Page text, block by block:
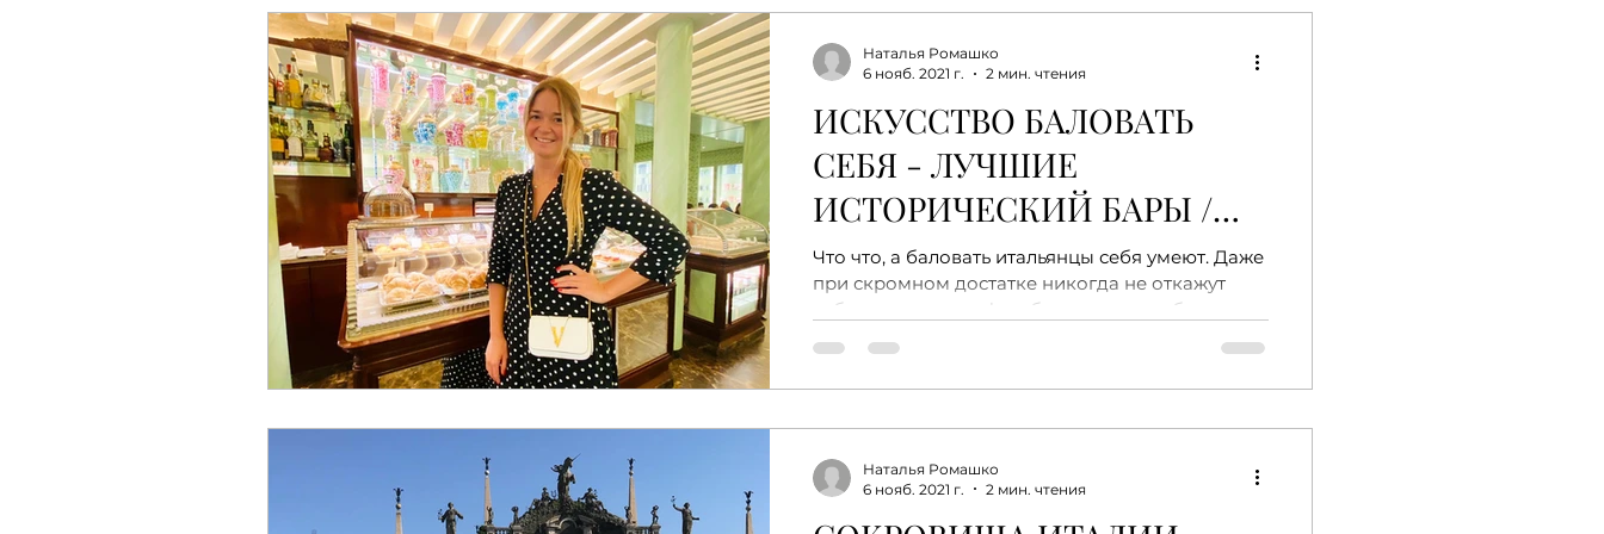
ИСКУССТВО БАЛОВАТЬ
СЕБЯ - ЛУЧШИЕ
ИСТОРИЧЕСКИЙ БАРЫ /
КОНДИТЕРСКИЕ МИЛАНА
Что что, а баловать итальянцы себя умеют. Даже
при скромном достатке никогда не откажут
себе в чашечке кофе в баре, а если выбрать
Наталья Ромашко
6 нояб. 2021 г.
2 мин. чтения
Наталья Ромашко
6 нояб. 2021 г.
2 мин. чтения